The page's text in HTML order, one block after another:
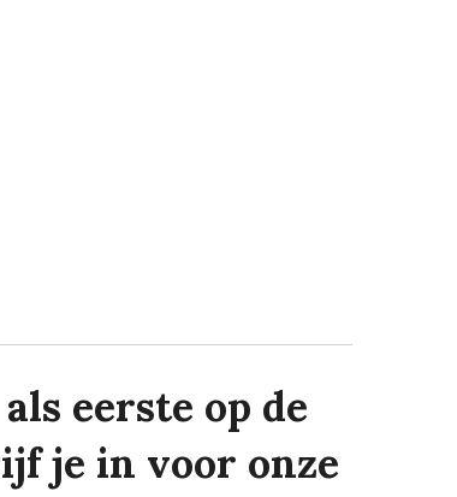
eerste op de
je in voor onze